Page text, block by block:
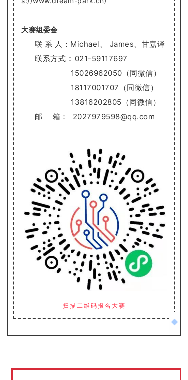
大赛组委会
联 系 人：Michael、 James、甘嘉译
联系方式 ： 021-59117697
15026962050 （同微信）
18117001707 （同微信）
13816202805 （同微信）
邮
箱： 2027979598@qq.com
扫描二维码报名大赛